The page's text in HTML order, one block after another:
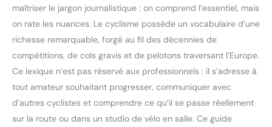
maîtriser le jargon journalistique : on comprend l’essentiel, mais
on rate les nuances. Le cyclisme possède un vocabulaire d’une
richesse remarquable, forgé au fil des décennies de
compétitions, de cols gravis et de pelotons traversant l’Europe.
Ce lexique n’est pas réservé aux professionnels : il s’adresse à
tout amateur souhaitant progresser, communiquer avec
d’autres cyclistes et comprendre ce qu’il se passe réellement
sur la route ou dans un studio de vélo en salle. Ce guide